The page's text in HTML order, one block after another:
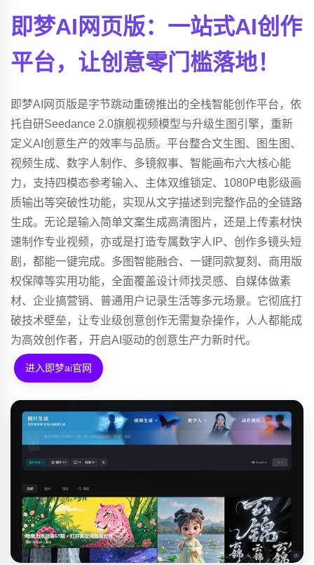
即梦AI网页版：一站式AI创作
平台，让创意零门槛落地！
即梦AI网页版是字节跳动重磅推出的全栈智能创作平台，依
托自研Seedance 2.0旗舰视频模型与升级生图引擎，重新
定义AI创意生产的效率与品质。平台整合文生图、图生图、
视频生成、数字人制作、多镜叙事、智能画布六大核心能
力，支持四模态参考输入、主体双维锁定、1080P电影级画
质输出等突破性功能，实现从文字描述到完整作品的全链路
生成。无论是输入简单文案生成高清图片，还是上传素材快
速制作专业视频，亦或是打造专属数字人IP、创作多镜头短
剧，都能一键完成。多图智能融合、一键同款复刻、商用版
权保障等实用功能，全面覆盖设计师找灵感、自媒体做素
材、企业搞营销、普通用户记录生活等多元场景。它彻底打
破技术壁垒，让专业级创意创作无需复杂操作，人人都能成
为高效创作者，开启AI驱动的创意生产力新时代。
进入即梦ai官网